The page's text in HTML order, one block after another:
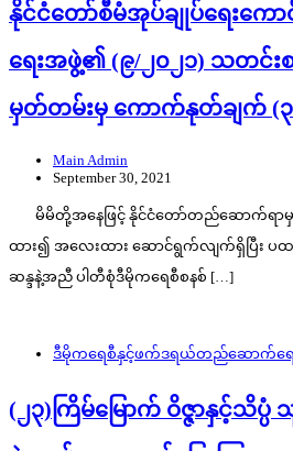
နိုင်ငံတော်စီမံအုပ်ချုပ်ရေးကေ
ရေးအဖွဲ့၏ (၉/၂၀၂၁) သတင်းစ
မှတ်တမ်းမှ ကောက်နုတ်ချက် (၃
Main Admin
September 30, 2021
မိမိတို့အနေဖြင့် နိုင်ငံတော်တည်ဆောက်ရာ
ထား၍ အလေးထား ဆောင်ရွက်လျက်ရှိပြီး
ဆန္ဒနဲ့အညီ ပါတီစုံဒီမိုကရေစီစနစ် […]
ဒီမိုကရေစီနှင့်ဖက်ဒရယ်တည်ဆောက်‌ရေး
(၂၃)ကြိမ်မြောက် ဝိဇ္ဇာနှင့်သိ